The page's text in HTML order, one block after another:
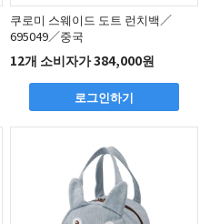
쿠로미 스웨이드 도트 런치백／
695049／중국
12개 소비자가 384,000원
로그인하기